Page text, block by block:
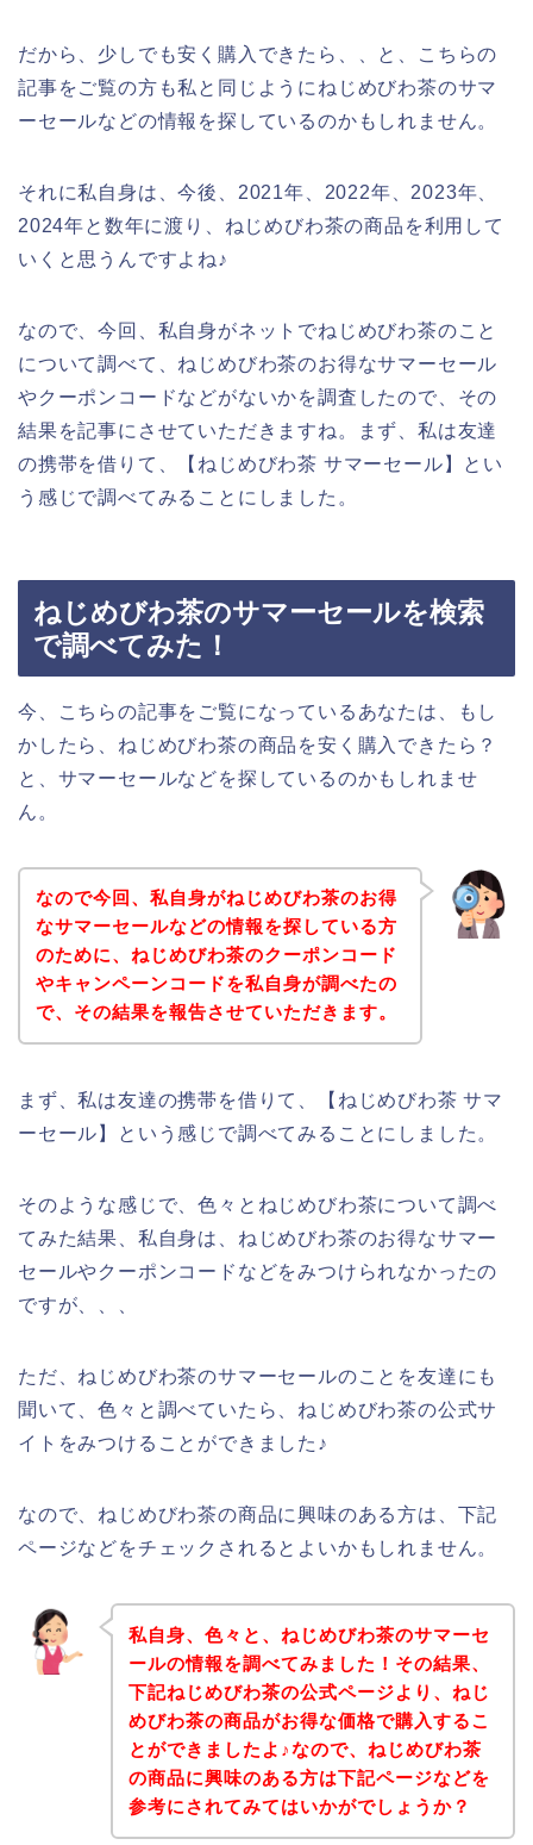
だから、少しでも安く購入できたら、、と、こちらの
記事をご覧の方も私と同じようにねじめびわ茶のサマ
ーセールなどの情報を探しているのかもしれません。
それに私自身は、今後、2021年、2022年、2023年、
2024年と数年に渡り、ねじめびわ茶の商品を利用して
いくと思うんですよね♪
なので、今回、私自身がネットでねじめびわ茶のこと
について調べて、ねじめびわ茶のお得なサマーセール
やクーポンコードなどがないかを調査したので、その
結果を記事にさせていただきますね。まず、私は友達
の携帯を借りて、【ねじめびわ茶 サマーセール】とい
う感じで調べてみることにしました。
ねじめびわ茶のサマーセールを検索
で調べてみた！
今、こちらの記事をご覧になっているあなたは、もし
かしたら、ねじめびわ茶の商品を安く購入できたら？
と、サマーセールなどを探しているのかもしれませ
ん。
なので今回、私自身がねじめびわ茶のお得
なサマーセールなどの情報を探している方
のために、ねじめびわ茶のクーポンコード
やキャンペーンコードを私自身が調べたの
で、その結果を報告させていただきます。
まず、私は友達の携帯を借りて、【ねじめびわ茶 サマ
ーセール】という感じで調べてみることにしました。
そのような感じで、色々とねじめびわ茶について調べ
てみた結果、私自身は、ねじめびわ茶のお得なサマー
セールやクーポンコードなどをみつけられなかったの
ですが、、、
ただ、ねじめびわ茶のサマーセールのことを友達にも
聞いて、色々と調べていたら、ねじめびわ茶の公式サ
イトをみつけることができました♪
なので、ねじめびわ茶の商品に興味のある方は、下記
ページなどをチェックされるとよいかもしれません。
私自身、色々と、ねじめびわ茶のサマーセ
ールの情報を調べてみました！その結果、
下記ねじめびわ茶の公式ページより、ねじ
めびわ茶の商品がお得な価格で購入するこ
とができましたよ♪なので、ねじめびわ茶
の商品に興味のある方は下記ページなどを
参考にされてみてはいかがでしょうか？